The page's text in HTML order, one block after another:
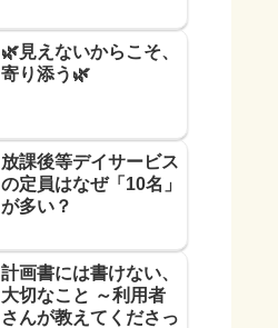
🌿見えないからこそ、
寄り添う🌿
放課後等デイサービス
の定員はなぜ「10名」
が多い？
計画書には書けない、
大切なこと ～利用者
さんが教えてくださっ